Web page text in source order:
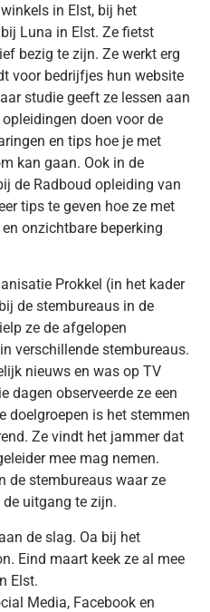
in Elst, bij het
Luna in Elst. Ze fietst
bezig te zijn. Ze werkt erg
voor bedrijfjes hun website
studie geeft ze lessen aan
doen voor de
en tips hoe je met
kan gaan. Ook in de
de Radboud opleiding van
tips te geven hoe ze met
onzichtbare beperking
Prokkel (in het kader
de stembureaus in de
ze de afgelopen
verschillende stembureaus.
nieuws en was op TV
dagen observeerde ze een
doelgroepen is het stemmen
Ze vindt het jammer dat
mee mag nemen.
de stembureaus waar ze
uitgang te zijn.
de slag. Oa bij het
Eind maart keek ze al mee
Elst.
Media, Facebook en